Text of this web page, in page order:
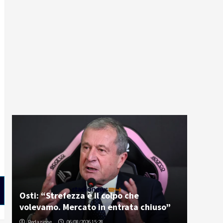
Osti: “Strefezza è il colpo che
volevamo. Mercato in entrata chiuso”